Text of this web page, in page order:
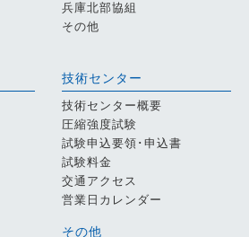
兵庫北部協組
その他
技術センター
技術センター概要
圧縮強度試験
試験申込要領･申込書
試験料金
交通アクセス
営業日カレンダー
その他